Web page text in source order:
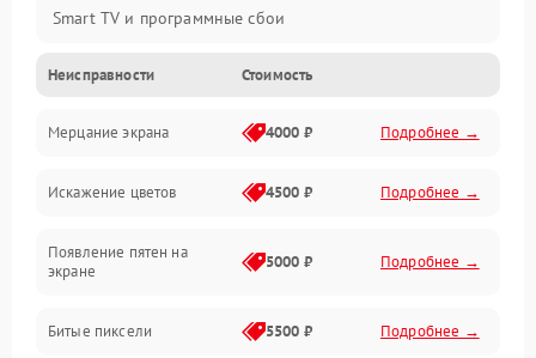
Smart TV и программные сбои
Питание и запуск
Подсветка и LED-модули
Звук и аудиосистема
Сигнал и приём каналов
Неисправности Стоимость
Мерцание экрана 4000 ₽ Подробнее →
Искажение цветов 4500 ₽ Подробнее →
Появление пятен на
экране
5000 ₽ Подробнее →
Битые пиксели 5500 ₽ Подробнее →